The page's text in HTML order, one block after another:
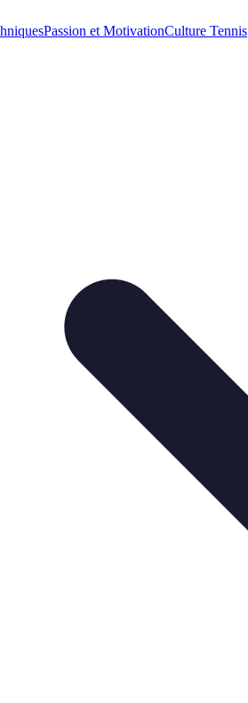
Passion et MotivationCulture Tennis